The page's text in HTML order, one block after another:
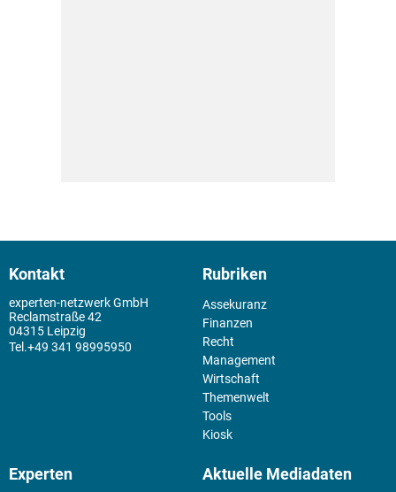
Kontakt
experten-netzwerk GmbH
Reclamstraße 42
04315 Leipzig
+49 341 98995950
Rubriken
Assekuranz
Finanzen
Recht
Management
Wirtschaft
Themenwelt
Tools
Kiosk
Experten Aktuelle Mediadaten